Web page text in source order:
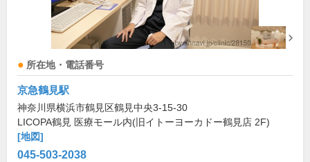
所在地・電話番号
京急鶴見駅
神奈川県横浜市鶴見区鶴見中央3-15-30
LICOPA鶴見 医療モール内(旧イトーヨーカドー鶴見店 2F)
[地図]
045-503-2038